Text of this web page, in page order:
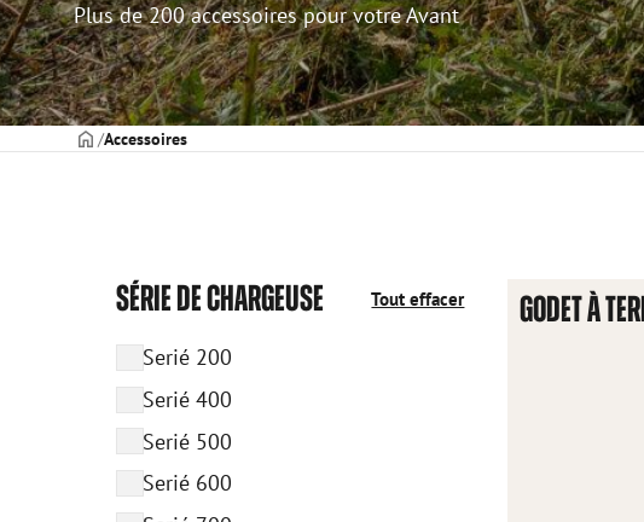
Plus de 200 accessoires pour votre Avant
PAGE DE COUVERTURE
Accessoires
SÉRIE DE CHARGEUSE Tout effacer
Serié 200
Serié 400
Serié 500
Serié 600
GODET À